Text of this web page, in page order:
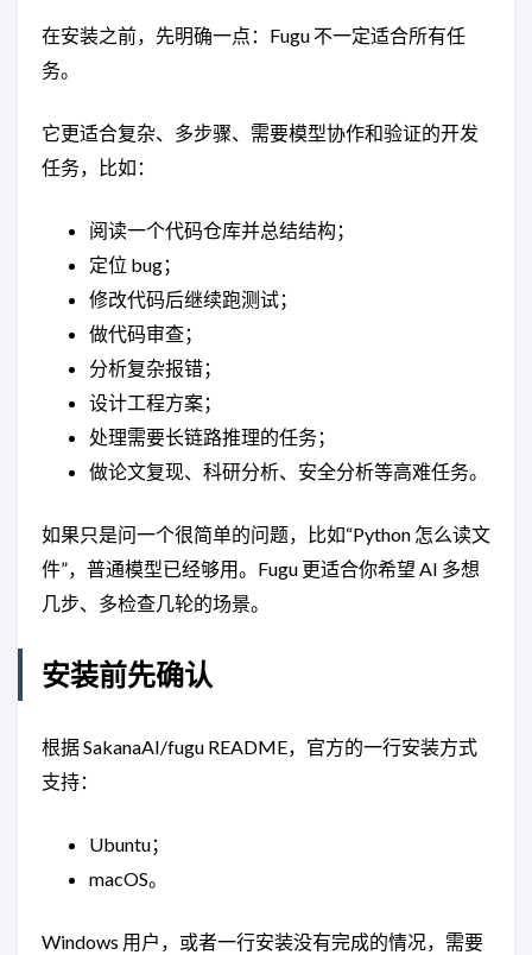
在安装之前，先明确一点：Fugu 不一定适合所有任
务。
它更适合复杂、多步骤、需要模型协作和验证的开发
任务，比如：
阅读一个代码仓库并总结结构；
定位 bug；
修改代码后继续跑测试；
做代码审查；
分析复杂报错；
设计工程方案；
处理需要长链路推理的任务；
做论文复现、科研分析、安全分析等高难任务。
如果只是问一个很简单的问题，比如“Python 怎么读文
件”，普通模型已经够用。Fugu 更适合你希望 AI 多想
几步、多检查几轮的场景。
安装前先确认
根据 SakanaAI/fugu README，官方的一行安装方式
支持：
Ubuntu；
macOS。
Windows 用户，或者一行安装没有完成的情况，需要